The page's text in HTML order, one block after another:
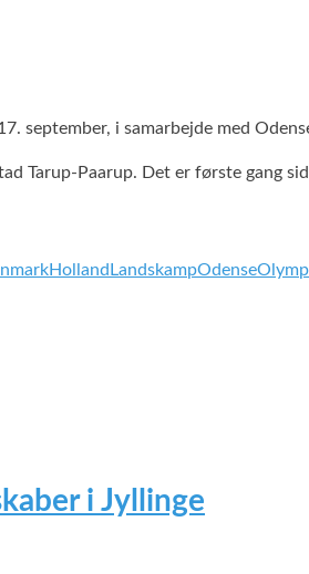
september, i samarbejde med
Tarup-Paarup. Det er første gang
Holland LandskampOdense
i Jyllinge